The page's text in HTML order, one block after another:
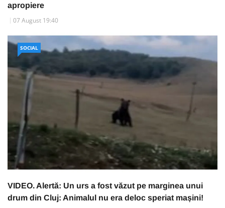
apropiere
07 August 19:40
SOCIAL
VIDEO. Alertă: Un urs a fost văzut pe marginea unui
drum din Cluj: Animalul nu era deloc speriat mașini!